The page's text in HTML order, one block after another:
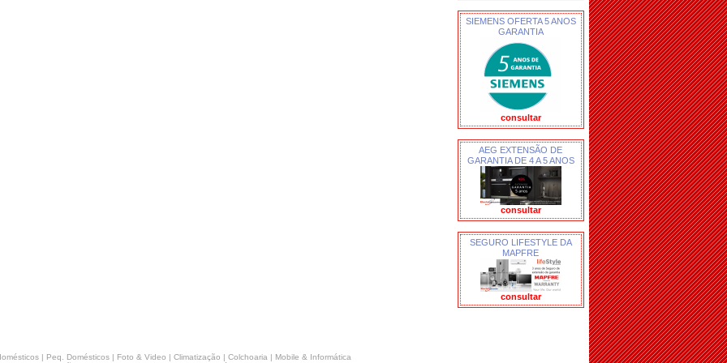
SIEMENS OFERTA 5 ANOS
GARANTIA
consultar
AEG EXTENSÃO DE
GARANTIA DE 4 A 5 ANOS
consultar
SEGURO LIFESTYLE DA
MAPFRE
consultar
| Peq. Domésticos | Foto & Video | Climatização | Colchoaria | Mobile & Informática